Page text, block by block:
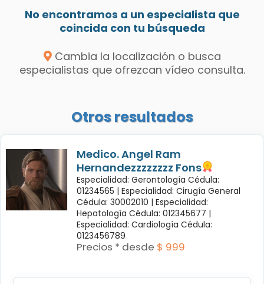
No encontramos a un especialista que
coincida con tu búsqueda
Cambia la localización o busca
especialistas que ofrezcan vídeo consulta.
Otros resultados
Medico. Angel Ram
Hernandezzzzzzzz Fons
Especialidad: Gerontología Cédula:
01234565 | Especialidad: Cirugía General
Cédula: 30002010 | Especialidad:
Hepatología Cédula: 012345677 |
Especialidad: Cardiología Cédula:
0123456789
Precios * desde $ 999